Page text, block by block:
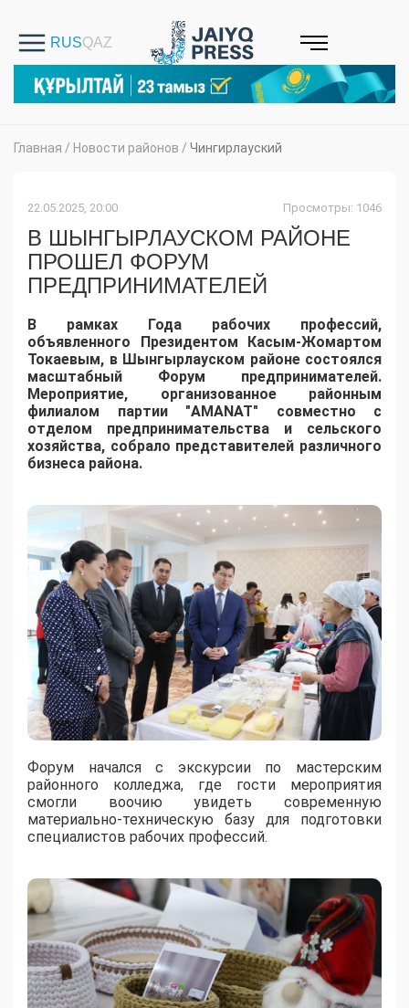
Главная / Новости районов / Чингирлауский
22.05.2025, 20:00 Просмотры: 1046
В ШЫНГЫРЛАУСКОМ РАЙОНЕ
ПРОШЕЛ ФОРУМ
ПРЕДПРИНИМАТЕЛЕЙ
В рамках Года рабочих профессий,
объявленного Президентом Касым-Жомартом
Токаевым, в Шынгырлауском районе состоялся
масштабный Форум предпринимателей.
Мероприятие, организованное районным
филиалом партии "AMANAT" совместно с
отделом предпринимательства и сельского
хозяйства, собрало представителей различного
бизнеса района.
Форум начался с экскурсии по мастерским
районного колледжа, где гости мероприятия
смогли воочию увидеть современную
материально-техническую базу для подготовки
специалистов рабочих профессий.